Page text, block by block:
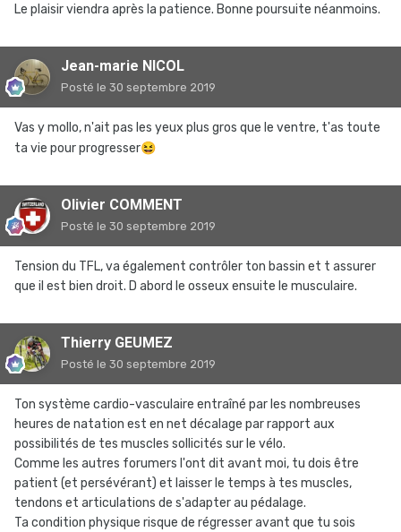
Le plaisir viendra après la patience. Bonne poursuite néanmoins.
Jean-marie NICOL
Posté le 30 septembre 2019
Vas y mollo, n'ait pas les yeux plus gros que le ventre, t'as toute
ta vie pour progresser😆
Olivier COMMENT
Posté le 30 septembre 2019
Tension du TFL, va également contrôler ton bassin et t assurer
que il est bien droit. D abord le osseux ensuite le musculaire.
Thierry GEUMEZ
Posté le 30 septembre 2019
Ton système cardio-vasculaire entraîné par les nombreuses
heures de natation est en net décalage par rapport aux
possibilités de tes muscles sollicités sur le vélo.
Comme les autres forumers l'ont dit avant moi, tu dois être
patient (et persévérant) et laisser le temps à tes muscles,
tendons et articulations de s'adapter au pédalage.
Ta condition physique risque de régresser avant que tu sois